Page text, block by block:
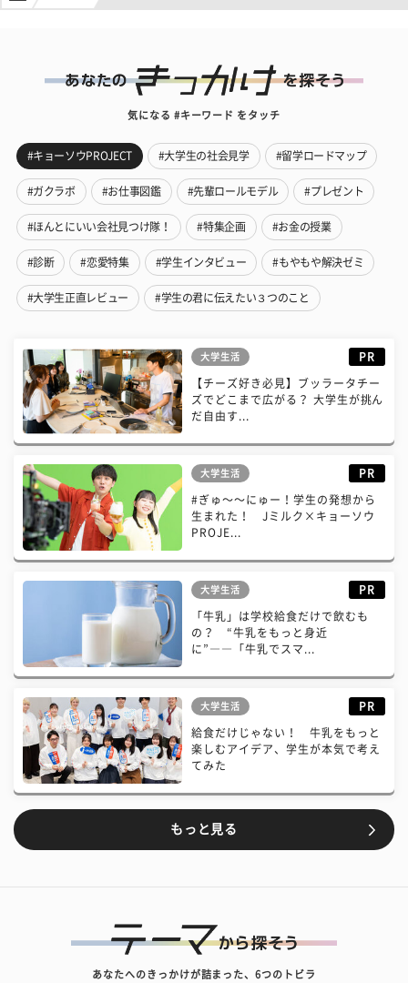
気になる #キーワード をタッチ
#キョーソウPROJECT #大学生の社会見学 #留学ロードマップ
#ガクラボ #お仕事図鑑 #先輩ロールモデル #プレゼント
#ほんとにいい会社見つけ隊！ #特集企画 #お金の授業
#診断 #恋愛特集 #学生インタビュー #もやもや解決ゼミ
#大学生正直レビュー #学生の君に伝えたい３つのこと
大学生活 PR
【チーズ好き必見】ブッラータチー
ズでどこまで広がる？ 大学生が挑ん
だ自由す...
大学生活 PR
#ぎゅ〜〜にゅー！学生の発想から
生まれた！ Jミルク×キョーソウ
PROJE...
大学生活 PR
「牛乳」は学校給食だけで飲むも
の？ “牛乳をもっと身近
に”――「牛乳でスマ...
大学生活 PR
給食だけじゃない！ 牛乳をもっと
楽しむアイデア、学生が本気で考え
てみた
もっと見る
あなたへのきっかけが詰まった、6つのトビラ